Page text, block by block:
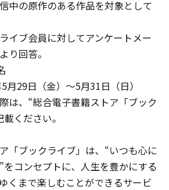
中の原作のある作品を対象として
イブ会員に対してアンケートメー
り回答。
月29日（金）～5月31日（日）
は、“総合電子書籍ストア「ブック
ください。
「ブックライブ」は、“いつも心に
をコンセプトに、人生を豊かにする
くまで楽しむことができるサービ